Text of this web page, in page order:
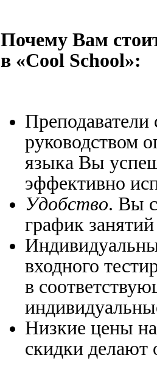
Почему Вам
в «Cool School»:
руководством
языка Вы
эффективно
Удобство. Вы
график
входного
в
Низкие цены
скидки